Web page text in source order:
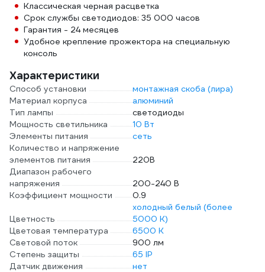
Классическая черная расцветка
Срок службы светодиодов: 35 000 часов
Гарантия - 24 месяцев
Удобное крепление прожектора на специальную
консоль
Характеристики
Способ установки
монтажная скоба (лира)
Материал корпуса
алюминий
Тип лампы
светодиоды
Мощность светильника
10 Вт
Элементы питания
сеть
Количество и напряжение
элементов питания
220В
Диапазон рабочего
напряжения
200-240 В
Коэффициент мощности
0.9
Цветность
холодный белый (более
5000 К)
Цветовая температура
6500 К
Световой поток
900 лм
Степень защиты
65 IP
Датчик движения
нет